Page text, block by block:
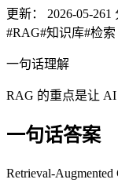
更新： 2026-05-261
#RAG#知识库#检索
一句话理解
RAG 的重点是让 AI
一句话答案
Retrieval-